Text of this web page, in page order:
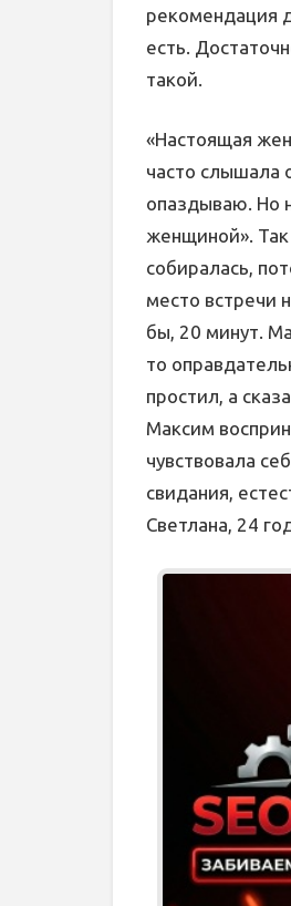
рекомендация
есть.
такой.
«Настоящая
часто слышала
опаздываю. Но
женщиной». Так
собиралась,
место встречи
бы, 20 минут.
то
простил, а
Максим
чувствовала
свидания,
Светлана, 24